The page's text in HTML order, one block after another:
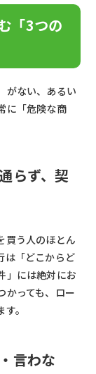
「3つの
がない、あるい
に「危険な商
らず、契
買う人のほとん
は「どこからど
」には絶対にお
かっても、ロー
。
言わな